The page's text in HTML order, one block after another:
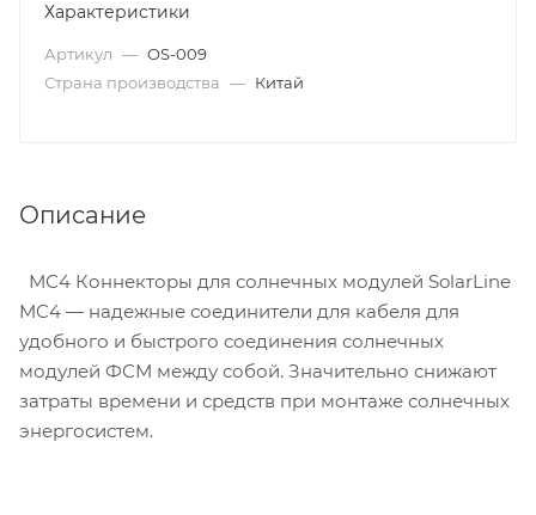
Характеристики
Артикул — OS-009
Страна производства — Китай
Описание
МС4 Коннекторы для солнечных модулей SolarLine
MC4 — надежные соединители для кабеля для
удобного и быстрого соединения солнечных
модулей ФСМ между собой. Значительно снижают
затраты времени и средств при монтаже солнечных
энергосистем.